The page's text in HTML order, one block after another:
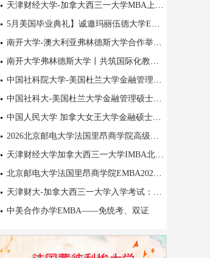
天津财经大学-加拿大西三一大学MBA上海班招生鲜明办学特色
5月美国毕业典礼】诚邀玛丽伍德大学EMBA&MBA毕业生
南开大学-澳大利亚弗林德斯大学合作举办教育领导与管理硕士学位教育项目招生简章
南开大学弗林德斯大学丨共筑国际化教育坐标
中国社科院大学-美国杜兰大学金融管理硕士2026级!面试时间：2026年4月25日
中国社科大-美国杜兰大学金融管理硕士四大“坑”你知道吗?
中国人民大学 加拿大女王大学金融硕士4 月17号面试开启
2026北京邮电大学法国里昂商学院高级工商管理硕士EMBA
天津财经大学加拿大西三一大学IMBA北京班3月28日入学笔试
北京邮电大学法国里昂商学院EMBA2026级春季班热招中3月6/7日笔面试
天津财大-加拿大西三一大学入学考试：3月22日
中美合作办学EMBA——免统考、双证